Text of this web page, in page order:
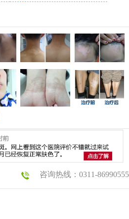
咨询热线：0311-86990555